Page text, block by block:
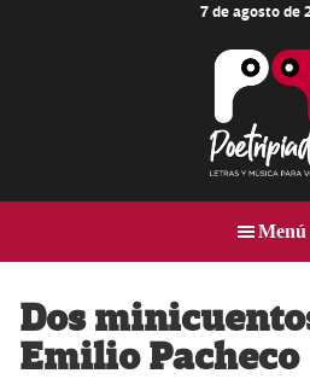
7 de agosto de
MÚSICA
PARA
Menú
Dos
Emilio Pacheco